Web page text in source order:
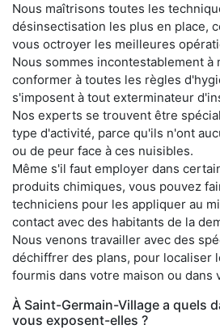
Nous maîtrisons toutes les
désinsectisation les plus en place,
vous octroyer les meilleures
Nous sommes incontestablement à
conformer à toutes les règles
s'imposent à tout exterminateur
Nos experts se trouvent être
type d'activité, parce qu'ils n'ont
ou de peur face à ces nuisibles.
Même s'il faut employer dans
produits chimiques, vous pouvez
techniciens pour les appliquer au
contact avec des habitants de la
Nous venons travailler avec des
déchiffrer des plans, pour localiser
fourmis dans votre maison ou dans
À Saint-Germain-Village a quels
vous exposent-elles ?